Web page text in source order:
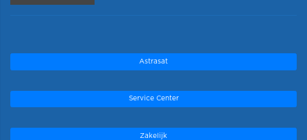
Astrasat
Service Center
Zakelijk